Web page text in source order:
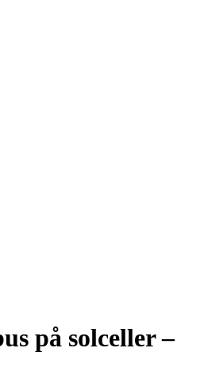
på solceller –